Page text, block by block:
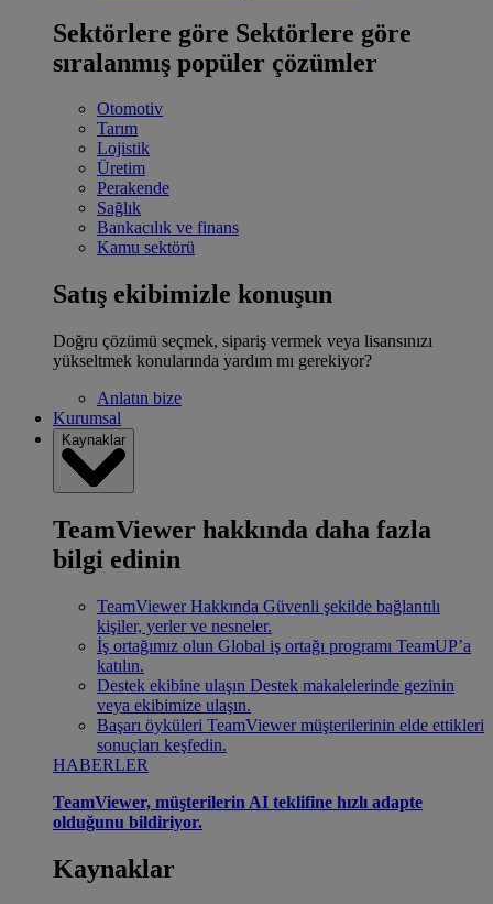
Sektörlere göre Sektörlere göre
sıralanmış popüler çözümler
Otomotiv
Tarım
Lojistik
Üretim
Perakende
Sağlık
Bankacılık ve finans
Kamu sektörü
Satış ekibimizle konuşun
Doğru çözümü seçmek, sipariş vermek veya lisansınızı
yükseltmek konularında yardım mı gerekiyor?
Anlatın bize
Kurumsal
Kaynaklar
TeamViewer hakkında daha fazla
bilgi edinin
TeamViewer Hakkında Güvenli şekilde bağlantılı
kişiler, yerler ve nesneler.
İş ortağımız olun Global iş ortağı programı TeamUP’a
katılın.
Destek ekibine ulaşın Destek makalelerinde gezinin
veya ekibimize ulaşın.
Başarı öyküleri TeamViewer müşterilerinin elde ettikleri
sonuçları keşfedin.
HABERLER
TeamViewer, müşterilerin AI teklifine hızlı adapte
olduğunu bildiriyor.
Kaynaklar